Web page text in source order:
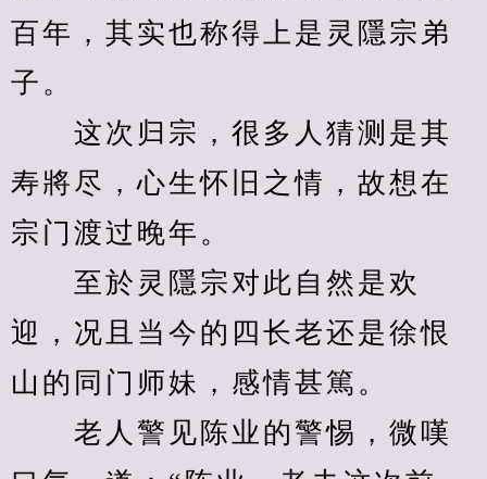
百年，其实也称得上是灵隱宗弟
子。
这次归宗，很多人猜测是其
寿將尽，心生怀旧之情，故想在
宗门渡过晚年。
至於灵隱宗对此自然是欢
迎，况且当今的四长老还是徐恨
山的同门师妹，感情甚篤。
老人警见陈业的警惕，微嘆